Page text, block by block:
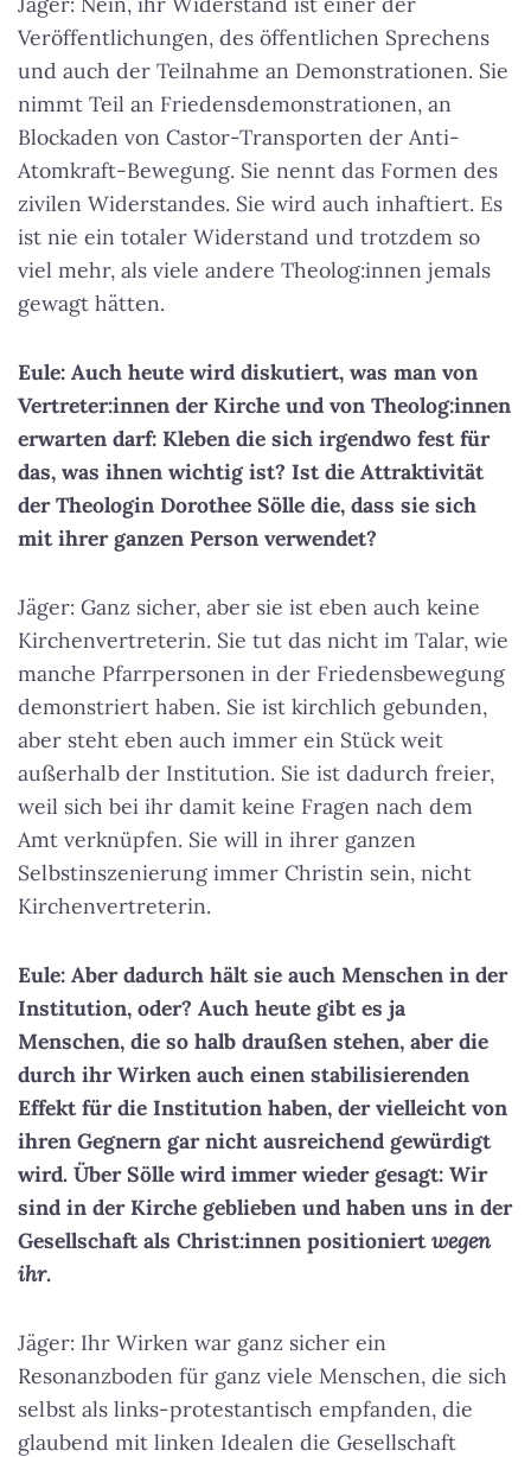
Veröffentlichungen, des öffentlichen Sprechens
und auch der Teilnahme an Demonstrationen. Sie
nimmt Teil an Friedensdemonstrationen, an
Blockaden von Castor-Transporten der Anti-
Atomkraft-Bewegung. Sie nennt das Formen des
zivilen Widerstandes. Sie wird auch inhaftiert. Es
ist nie ein totaler Widerstand und trotzdem so
viel mehr, als viele andere Theolog:innen jemals
gewagt hätten.
Eule: Auch heute wird diskutiert, was man von
Vertreter:innen der Kirche und von Theolog:innen
erwarten darf: Kleben die sich irgendwo fest für
das, was ihnen wichtig ist? Ist die Attraktivität
der Theologin Dorothee Sölle die, dass sie sich
mit ihrer ganzen Person verwendet?
Jäger: Ganz sicher, aber sie ist eben auch keine
Kirchenvertreterin. Sie tut das nicht im Talar, wie
manche Pfarrpersonen in der Friedensbewegung
demonstriert haben. Sie ist kirchlich gebunden,
aber steht eben auch immer ein Stück weit
außerhalb der Institution. Sie ist dadurch freier,
weil sich bei ihr damit keine Fragen nach dem
Amt verknüpfen. Sie will in ihrer ganzen
Selbstinszenierung immer Christin sein, nicht
Kirchenvertreterin.
Eule: Aber dadurch hält sie auch Menschen in der
Institution, oder? Auch heute gibt es ja
Menschen, die so halb draußen stehen, aber die
durch ihr Wirken auch einen stabilisierenden
Effekt für die Institution haben, der vielleicht von
ihren Gegnern gar nicht ausreichend gewürdigt
wird. Über Sölle wird immer wieder gesagt: Wir
sind in der Kirche geblieben und haben uns in der
Gesellschaft als Christ:innen positioniertwegen
ihr.
Jäger: Ihr Wirken war ganz sicher ein
Resonanzboden für ganz viele Menschen, die sich
selbst als links-protestantisch empfanden, die
glaubend mit linken Idealen die Gesellschaft